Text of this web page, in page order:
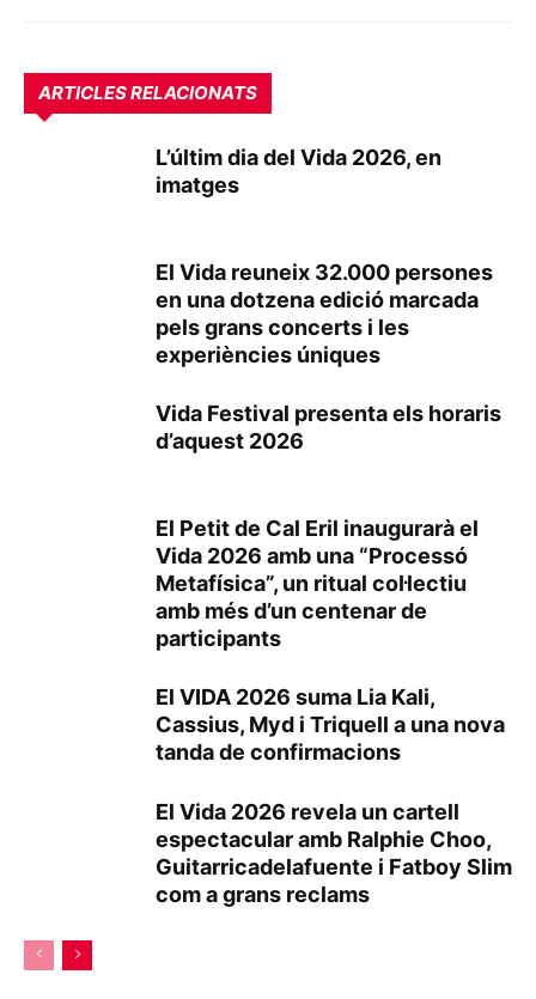
ARTICLES RELACIONATS
L’últim dia del Vida 2026, en
imatges
El Vida reuneix 32.000 persones
en una dotzena edició marcada
pels grans concerts i les
experiències úniques
Vida Festival presenta els horaris
d’aquest 2026
El Petit de Cal Eril inaugurarà el
Vida 2026 amb una “Processó
Metafísica”, un ritual col·lectiu
amb més d’un centenar de
participants
El VIDA 2026 suma Lia Kali,
Cassius, Myd i Triquell a una nova
tanda de confirmacions
El Vida 2026 revela un cartell
espectacular amb Ralphie Choo,
Guitarricadelafuente i Fatboy Slim
com a grans reclams